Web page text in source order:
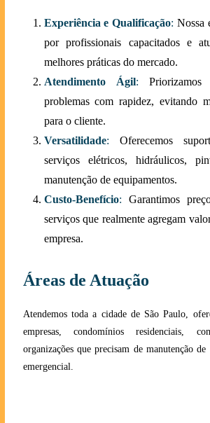
Experiência e Qualificação: Nossa
por profissionais capacitados e
melhores práticas do mercado.
Atendimento Ágil:
problemas com rapidez, evitando
para o cliente.
Versatilidade: Oferecemos
serviços elétricos, hidráulicos,
manutenção de equipamentos.
Custo-Benefício: Garantimos
serviços que realmente agregam
empresa.
Áreas de Atuação
Atendemos toda a cidade de São Paulo,
empresas, condomínios residenciais,
organizações que precisam de manutenção
emergencial.